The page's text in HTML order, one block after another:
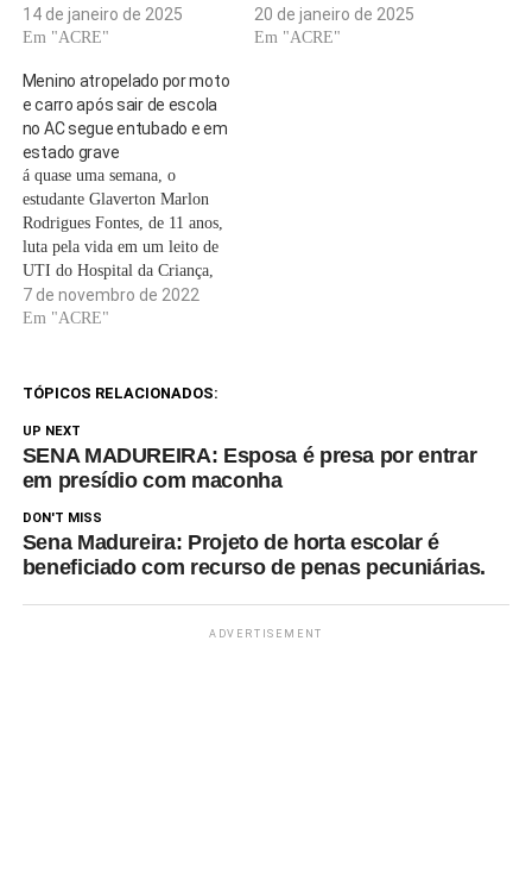
cidade de São Paulo o serviço
de transporte de passageiros
temos 1 milhão e 300 mil
motos na cidade.…
14 de janeiro de 2025
Em "ACRE"
caronas em motocicletas por
aplicativo. "Precisa ter um
20 de janeiro de 2025
Em "ACRE"
Menino atropelado por moto
e carro após sair de escola
no AC segue entubado e em
estado grave
á quase uma semana, o
estudante Glaverton Marlon
Rodrigues Fontes, de 11 anos,
luta pela vida em um leito de
UTI do Hospital da Criança,
no Into. Ele ficou em estado
grave após ser atropelado por
Preventório, em Rio…
7 de novembro de 2022
Em "ACRE"
TÓPICOS RELACIONADOS:
UP NEXT
SENA MADUREIRA: Esposa é presa por entrar
em presídio com maconha
DON'T MISS
Sena Madureira: Projeto de horta escolar é
beneficiado com recurso de penas pecuniárias.
ADVERTISEMENT